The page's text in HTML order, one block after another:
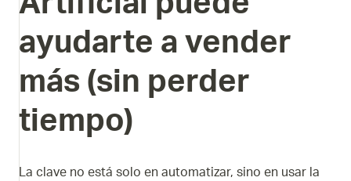
ayudarte a vender
más (sin perder
tiempo)
La clave no está solo en automatizar, sino en usar la